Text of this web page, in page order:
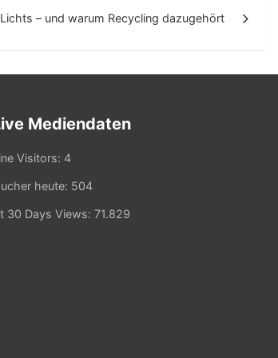
– und warum Recycling dazugehört
Mediendaten
Visitors: 4
heute: 504
30 Days Views: 71.829